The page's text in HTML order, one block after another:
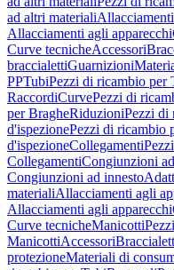
ad altri materiali
Allacciamenti agli apparecchi
Curve tecnicheAccessori
braccialettiGuarnizioni
PPTubiPezzi di ricambio per
RaccordiCurvePezzi di
per BragheRiduzioniPezzi di
d'ispezionePezzi di ricambio
d'ispezioneCollegamenti
CollegamentiCongiunzioni
Congiunzioni ad innesto
materialiAllacciamenti agli
Allacciamenti agli apparecchi
Curve tecnicheManicotti
ManicottiAccessori
protezioneMateriali di